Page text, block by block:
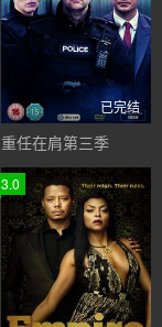
已完结
重任在肩第三季
3.0